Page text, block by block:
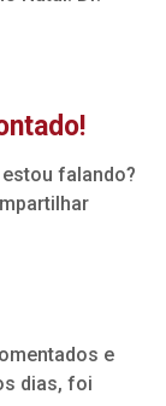
falando?
e
dias, foi